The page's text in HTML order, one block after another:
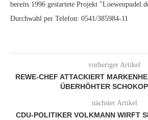
bereits 1996 gestartete Projekt
Durchwahl per Telefon: 0541/385984-11
vorheriger Artikel
REWE-CHEF ATTACKIERT
ÜBERHÖHTER
nächster Artikel
CDU-POLITIKER VOLKMANN WIRFT